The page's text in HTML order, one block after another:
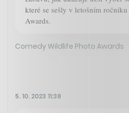
které se sešly v letošním
Awards.
Comedy Wildlife Photo Awards
5. 10. 2023 11:38